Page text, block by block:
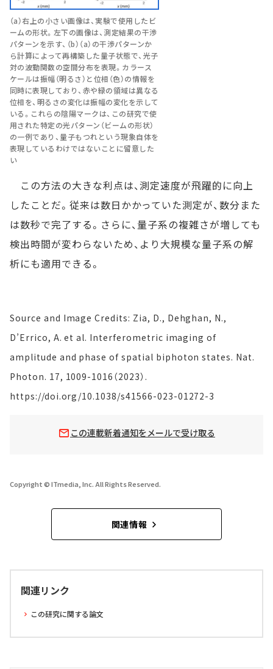
（a）右上の小さい画像は、実験で使用したビ
ームの形状。左下の画像は、測定結果の干渉
パターンを示す、（b）（a）の干渉パターンか
ら計算によって再構築した量子状態で、光子
対の波動関数の空間分布を表現。カラース
ケールは振幅（明るさ）と位相（色）の情報を
同時に表現しており、赤や緑の領域は異なる
位相を、明るさの変化は振幅の変化を示して
いる。これらの陰陽マークは、この研究で使
用された特定の光パターン（ビームの形状）
の一例であり、量子もつれという現象自体を
表現しているわけではないことに留意した
い
この方法の大きな利点は、測定速度が飛躍的に向上
したことだ。従来は数日かかっていた測定が、数分また
は数秒で完了する。さらに、量子系の複雑さが増しても
検出時間が変わらないため、より大規模な量子系の解
析にも適用できる。
Source and Image Credits: Zia, D., Dehghan, N.,
D’Errico, A. et al. Interferometric imaging of
amplitude and phase of spatial biphoton states. Nat.
Photon. 17, 1009-1016（2023）.
https://doi.org/10.1038/s41566-023-01272-3
この連載新着通知をメールで受け取る
Copyright © ITmedia, Inc. All Rights Reserved.
関連情報
関連リンク
この研究に関する論文